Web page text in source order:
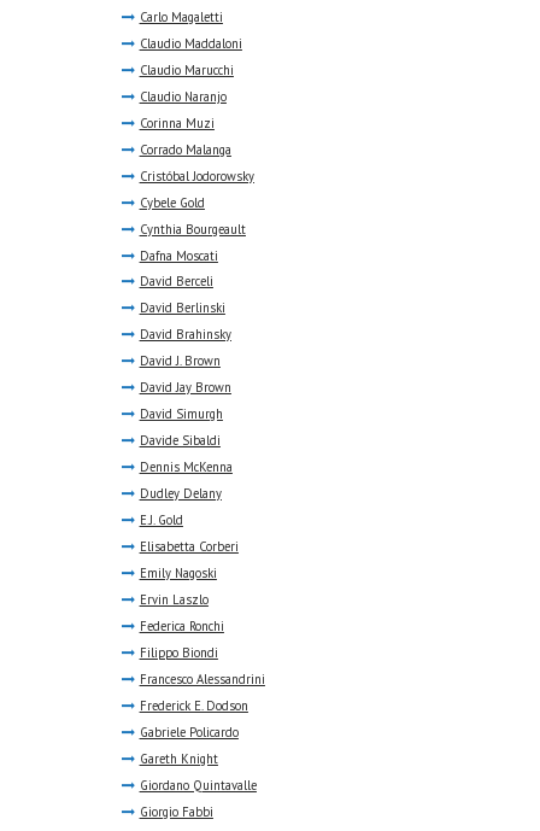
Carlo Magaletti
Claudio Maddaloni
Claudio Marucchi
Claudio Naranjo
Corinna Muzi
Corrado Malanga
Cristóbal Jodorowsky
Cybele Gold
Cynthia Bourgeault
Dafna Moscati
David Berceli
David Berlinski
David Brahinsky
David J. Brown
David Jay Brown
David Simurgh
Davide Sibaldi
Dennis McKenna
Dudley Delany
E.J. Gold
Elisabetta Corberi
Emily Nagoski
Ervin Laszlo
Federica Ronchi
Filippo Biondi
Francesco Alessandrini
Frederick E. Dodson
Gabriele Policardo
Gareth Knight
Giordano Quintavalle
Giorgio Fabbi